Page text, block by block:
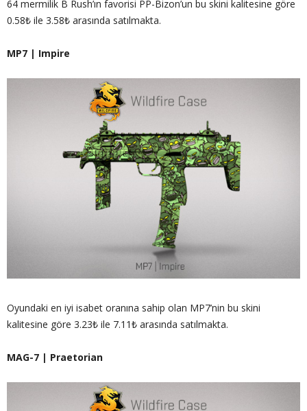
64 mermilik B Rush’ın favorisi PP-Bizon’un bu skini kalitesine göre
0.58₺ ile 3.58₺ arasında satılmakta.
MP7 | Impire
Oyundaki en iyi isabet oranına sahip olan MP7’nin bu skini
kalitesine göre 3.23₺ ile 7.11₺ arasında satılmakta.
MAG-7 | Praetorian